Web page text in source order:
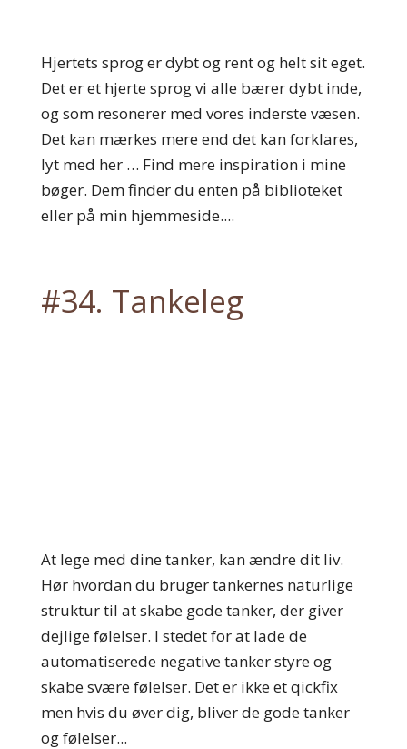
Hjertets sprog er dybt og rent og helt sit eget.
Det er et hjerte sprog vi alle bærer dybt inde,
og som resonerer med vores inderste væsen.
Det kan mærkes mere end det kan forklares,
lyt med her … Find mere inspiration i mine
bøger. Dem finder du enten på biblioteket
eller på min hjemmeside....
#34. Tankeleg
At lege med dine tanker, kan ændre dit liv.
Hør hvordan du bruger tankernes naturlige
struktur til at skabe gode tanker, der giver
dejlige følelser. I stedet for at lade de
automatiserede negative tanker styre og
skabe svære følelser. Det er ikke et qickfix
men hvis du øver dig, bliver de gode tanker
og følelser...